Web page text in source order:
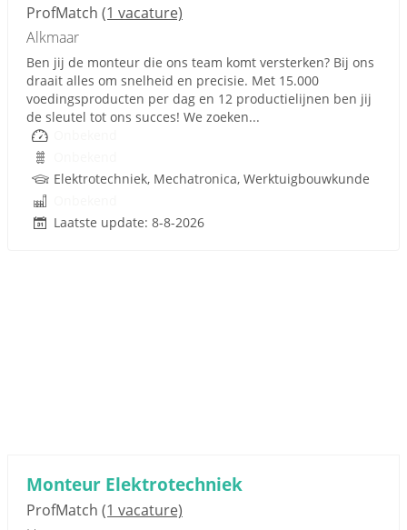
ProfMatch (1 vacature)
Alkmaar
Ben jij de monteur die ons team komt versterken? Bij ons
draait alles om snelheid en precisie. Met 15.000
voedingsproducten per dag en 12 productielijnen ben jij
de sleutel tot ons succes! We zoeken...
Elektrotechniek, Mechatronica, Werktuigbouwkunde
Laatste update: 8-8-2026
Monteur Elektrotechniek
ProfMatch (1 vacature)